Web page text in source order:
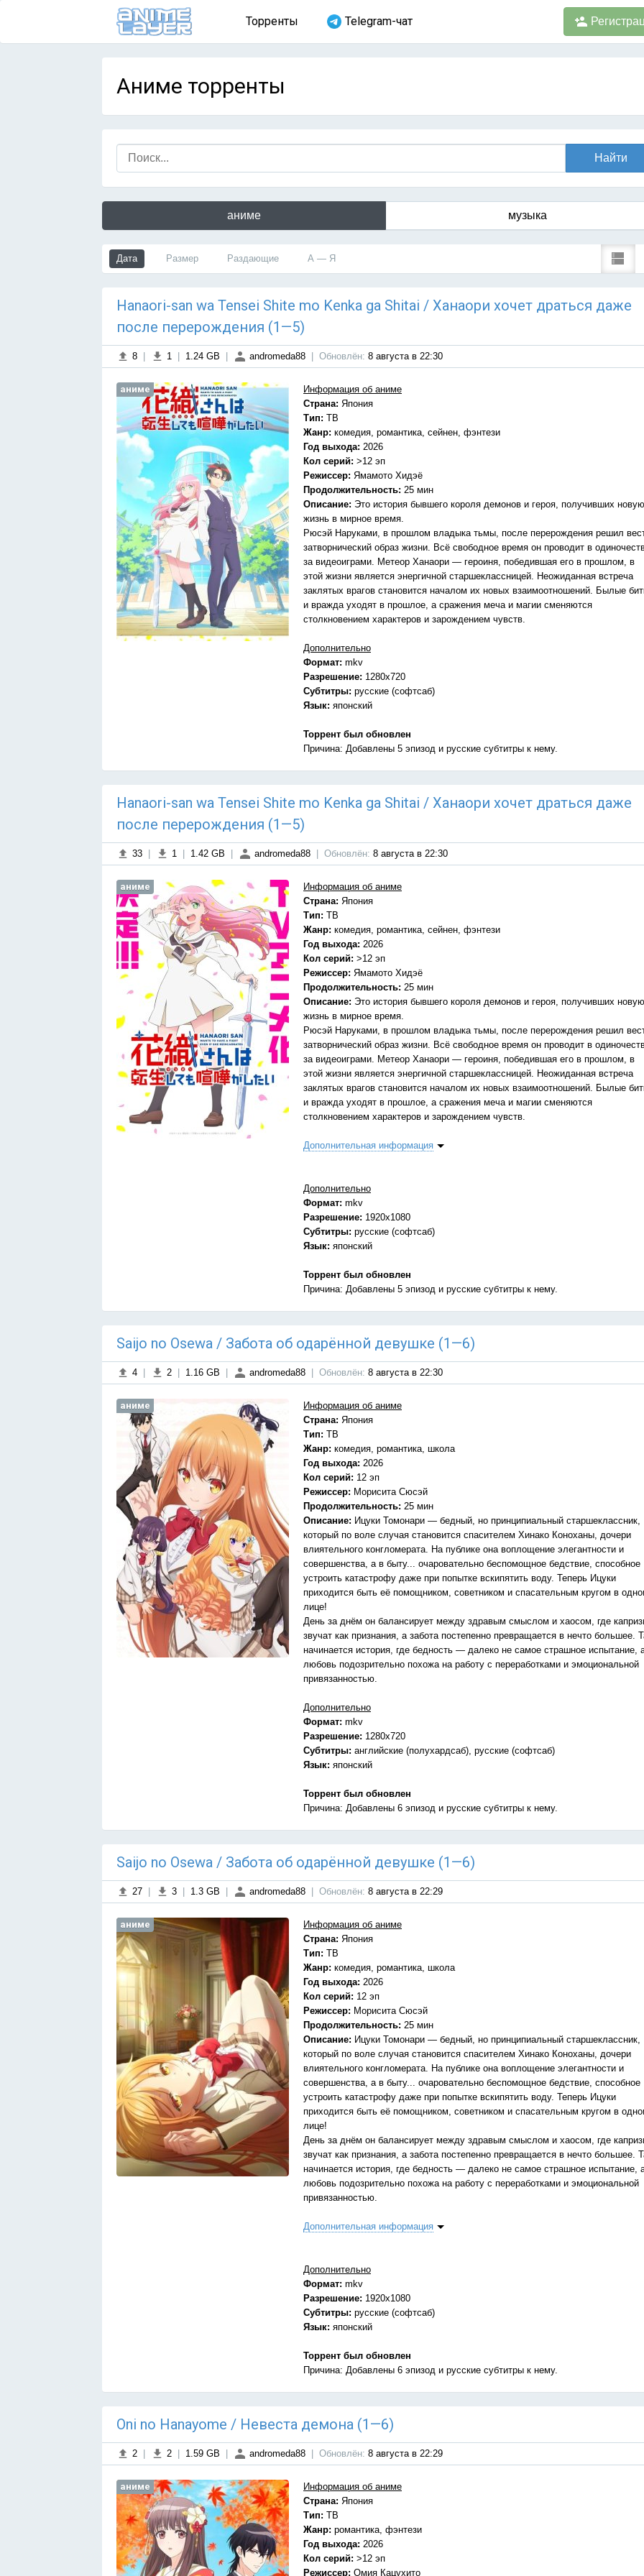
Торренты Telegram-чат
Аниме торренты
аниме музыка
Дата Размер Раздающие А — Я
Hanaori-san wa Tensei Shite mo Kenka ga Shitai / Ханаори хочет драться даже
после перерождения (1—5)
8 1 1.24 GB andromeda88 Обновлён: 8 августа в 22:30
аниме
Информация об аниме
Страна: Япония
Тип: ТВ
Жанр: комедия, романтика, сейнен, фэнтези
Год выхода: 2026
Кол серий: >12 эп
Режиссер: Ямамото Хидэё
Продолжительность: 25 мин
Описание: Это история бывшего короля демонов и героя, получивших новую
жизнь в мирное время.
Рюсэй Наруками, в прошлом владыка тьмы, после перерождения решил
затворнический образ жизни. Всё свободное время он проводит в
за видеоиграми. Метеор Ханаори — героиня, победившая его в прошлом, в
этой жизни является энергичной старшеклассницей. Неожиданная встреча
заклятых врагов становится началом их новых взаимоотношений. Былые
и вражда уходят в прошлое, а сражения меча и магии сменяются
столкновением характеров и зарождением чувств.
Дополнительно
Формат: mkv
Разрешение: 1280x720
Субтитры: русские (софтсаб)
Язык: японский
Торрент был обновлен
Причина: Добавлены 5 эпизод и русские субтитры к нему.
Hanaori-san wa Tensei Shite mo Kenka ga Shitai / Ханаори хочет драться даже
после перерождения (1—5)
33 1 1.42 GB andromeda88 Обновлён: 8 августа в 22:30
аниме
Информация об аниме
Страна: Япония
Тип: ТВ
Жанр: комедия, романтика, сейнен, фэнтези
Год выхода: 2026
Кол серий: >12 эп
Режиссер: Ямамото Хидэё
Продолжительность: 25 мин
Описание: Это история бывшего короля демонов и героя, получивших новую
жизнь в мирное время.
Рюсэй Наруками, в прошлом владыка тьмы, после перерождения решил
затворнический образ жизни. Всё свободное время он проводит в
за видеоиграми. Метеор Ханаори — героиня, победившая его в прошлом, в
этой жизни является энергичной старшеклассницей. Неожиданная встреча
заклятых врагов становится началом их новых взаимоотношений. Былые
и вражда уходят в прошлое, а сражения меча и магии сменяются
столкновением характеров и зарождением чувств.
Дополнительная информация
Дополнительно
Формат: mkv
Разрешение: 1920x1080
Субтитры: русские (софтсаб)
Язык: японский
Торрент был обновлен
Причина: Добавлены 5 эпизод и русские субтитры к нему.
Saijo no Osewa / Забота об одарённой девушке (1—6)
4 2 1.16 GB andromeda88 Обновлён: 8 августа в 22:30
аниме
Информация об аниме
Страна: Япония
Тип: ТВ
Жанр: комедия, романтика, школа
Год выхода: 2026
Кол серий: 12 эп
Режиссер: Морисита Сюсэй
Продолжительность: 25 мин
Описание: Ицуки Томонари — бедный, но принципиальный старшеклассник,
который по воле случая становится спасителем Хинако Коноханы, дочери
влиятельного конгломерата. На публике она воплощение элегантности и
совершенства, а в быту... очаровательно беспомощное бедствие, способное
устроить катастрофу даже при попытке вскипятить воду. Теперь Ицуки
приходится быть её помощником, советником и спасательным кругом в
лице!
День за днём он балансирует между здравым смыслом и хаосом, где
звучат как признания, а забота постепенно превращается в нечто большее.
начинается история, где бедность — далеко не самое страшное испытание,
любовь подозрительно похожа на работу с переработками и эмоциональной
привязанностью.
Дополнительно
Формат: mkv
Разрешение: 1280x720
Субтитры: английские (полухардсаб), русские (софтсаб)
Язык: японский
Торрент был обновлен
Причина: Добавлены 6 эпизод и русские субтитры к нему.
Saijo no Osewa / Забота об одарённой девушке (1—6)
27 3 1.3 GB andromeda88 Обновлён: 8 августа в 22:29
аниме
Информация об аниме
Страна: Япония
Тип: ТВ
Жанр: комедия, романтика, школа
Год выхода: 2026
Кол серий: 12 эп
Режиссер: Морисита Сюсэй
Продолжительность: 25 мин
Описание: Ицуки Томонари — бедный, но принципиальный старшеклассник,
который по воле случая становится спасителем Хинако Коноханы, дочери
влиятельного конгломерата. На публике она воплощение элегантности и
совершенства, а в быту... очаровательно беспомощное бедствие, способное
устроить катастрофу даже при попытке вскипятить воду. Теперь Ицуки
приходится быть её помощником, советником и спасательным кругом в
лице!
День за днём он балансирует между здравым смыслом и хаосом, где
звучат как признания, а забота постепенно превращается в нечто большее.
начинается история, где бедность — далеко не самое страшное испытание,
любовь подозрительно похожа на работу с переработками и эмоциональной
привязанностью.
Дополнительная информация
Дополнительно
Формат: mkv
Разрешение: 1920x1080
Субтитры: русские (софтсаб)
Язык: японский
Торрент был обновлен
Причина: Добавлены 6 эпизод и русские субтитры к нему.
Oni no Hanayome / Невеста демона (1—6)
2 2 1.59 GB andromeda88 Обновлён: 8 августа в 22:29
аниме
Информация об аниме
Страна: Япония
Тип: ТВ
Жанр: романтика, фэнтези
Год выхода: 2026
Кол серий: >12 эп
Режиссер: Омия Кацухито